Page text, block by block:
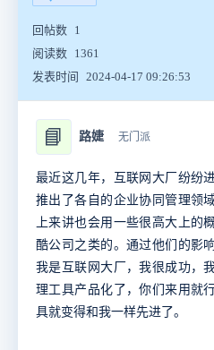
回帖数 1
阅读数 1361
发表时间
2024-04-17 09:26:53
📘 路婕 无门派
最近这几年，互联网大厂纷纷
推出了各自的企业协同管理领
上来讲也会用一些很高大上的
酷公司之类的。通过他们的影
我是互联网大厂，我很成功，
理工具产品化了，你们来用就
具就变得和我一样先进了。